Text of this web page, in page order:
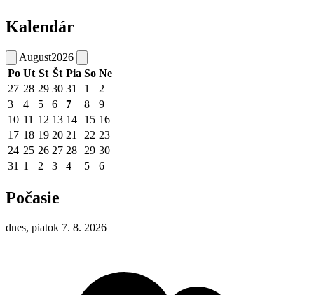
Kalendár
August2026
Po Ut St Št Pia So Ne
27 28 29 30 31 1
2
3
4 5 6 7 8
9
10 11 12 13 14 15 16
17 18 19 20 21 22 23
24 25 26 27 28 29 30
31 1 2 3 4 5 6
Počasie
dnes, piatok 7. 8. 2026